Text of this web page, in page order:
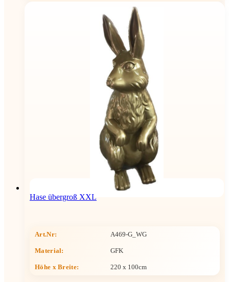
Hase übergroß XXL
Art.Nr: A469-G_WG
Material: GFK
Höhe x Breite: 220 x 100cm